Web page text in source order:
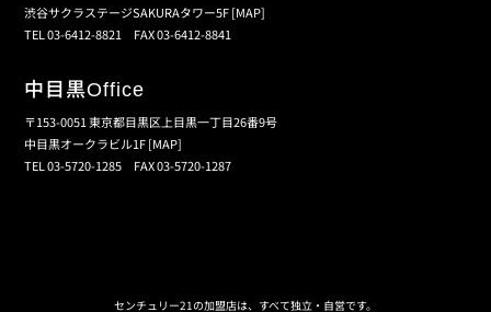
渋谷サクラステージSAKURAタワー5F[MAP]
TEL 03-6412-8821 FAX 03-6412-8841
中目黒Office
〒153-0051 東京都目黒区上目黒一丁目26番9号
中目黒オークラビル1F[MAP]
TEL 03-5720-1285 FAX 03-5720-1287
センチュリー21の加盟店は、すべて独立・自営です。